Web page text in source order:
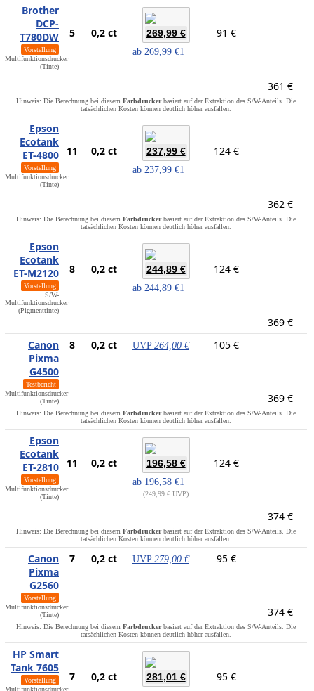
Brother
DCP-
T780DW
Vorstellung
Multifunktionsdrucker
(Tinte)
5 0,2 ct 269,99 €
ab 269,99 €1
91 €
361 €
Hinweis: Die Berechnung bei diesem Farbdruckerbasiert auf der Extraktion des S/W-Anteils. Die
tatsächlichen Kosten können deutlich höher ausfallen.
Epson
Ecotank
ET-4800
Vorstellung
Multifunktionsdrucker
(Tinte)
11 0,2 ct 237,99 €
ab 237,99 €1
124 €
362 €
Hinweis: Die Berechnung bei diesem Farbdruckerbasiert auf der Extraktion des S/W-Anteils. Die
tatsächlichen Kosten können deutlich höher ausfallen.
Epson
Ecotank
ET-M2120
Vorstellung
S/W-
Multifunktionsdrucker
(Pigmenttinte)
8 0,2 ct 244,89 €
ab 244,89 €1
124 €
369 €
Canon
Pixma
G4500
Testbericht
Multifunktionsdrucker
(Tinte)
8 0,2 ct UVP 264,00 € 105 €
369 €
Hinweis: Die Berechnung bei diesem Farbdruckerbasiert auf der Extraktion des S/W-Anteils. Die
tatsächlichen Kosten können deutlich höher ausfallen.
Epson
Ecotank
ET-2810
Vorstellung
Multifunktionsdrucker
(Tinte)
11 0,2 ct 196,58 €
ab 196,58 €1
249,99 € UVP
124 €
374 €
Hinweis: Die Berechnung bei diesem Farbdruckerbasiert auf der Extraktion des S/W-Anteils. Die
tatsächlichen Kosten können deutlich höher ausfallen.
Canon
Pixma
G2560
Vorstellung
Multifunktionsdrucker
(Tinte)
7 0,2 ct UVP 279,00 € 95 €
374 €
Hinweis: Die Berechnung bei diesem Farbdruckerbasiert auf der Extraktion des S/W-Anteils. Die
tatsächlichen Kosten können deutlich höher ausfallen.
HP Smart
Tank 7605
Vorstellung
Multifunktionsdrucker
7 0,2 ct 281,01 € 95 €